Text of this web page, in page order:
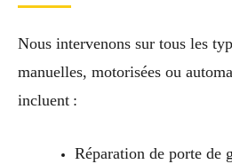
Nous intervenons sur tous les
manuelles, motorisées ou
incluent :
Réparation de porte de